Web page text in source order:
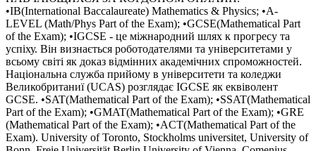
•IB(International Baccalaureate) Mathematics & Physics; •A-
LEVEL (Math/Phys Part of the Exam); •GCSE(Mathematical Part
of the Exam); •IGCSE - це міжнародний шлях к прогресу та
успіху. Він визнається роботодателями та університетами у
всьому світі як доказ відмінних академічних спроможностей.
Національна служба прийому в університети та коледжи
Великобританиї (UCAS) розглядає IGCSE як еквіволент
GCSE. •SAT(Mathematical Part of the Exam); •SSAT(Mathematical
Part of the Exam); •GMAT(Mathematical Part of the Exam); •GRE
(Mathematical Part of the Exam); •ACT(Mathematical Part of the
Exam). University of Toronto, Stockholms universitet, University of